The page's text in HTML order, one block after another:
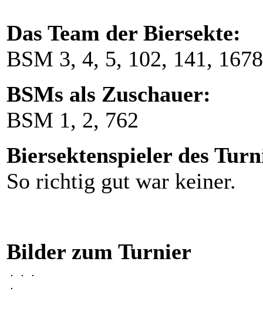
Das Team der Biersekte:
BSM 3, 4, 5, 102, 141,
BSMs als Zuschauer:
BSM 1, 2, 762
Biersektenspieler des
So richtig gut war keiner.
Bilder zum Turnier